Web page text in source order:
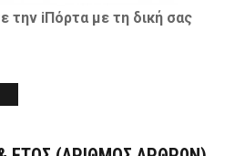
την iΠόρτα με τη δική σας